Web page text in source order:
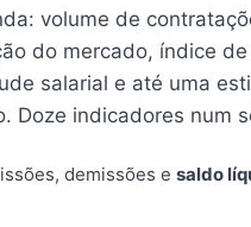
volume de
do mercado, índice
salarial e até uma
Doze indicadores num
demissões e saldo